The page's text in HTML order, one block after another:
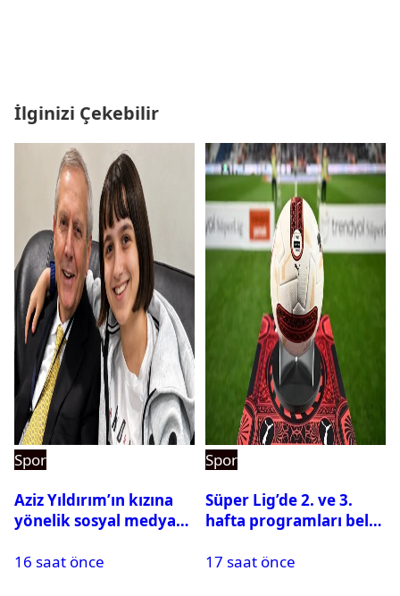
İlginizi Çekebilir
Spor
Aziz Yıldırım’ın kızına
yönelik sosyal medya
hakkında karar çıktı
16 saat önce
Spor
Süper Lig’de 2. ve 3.
hafta programları belli
17 saat önce